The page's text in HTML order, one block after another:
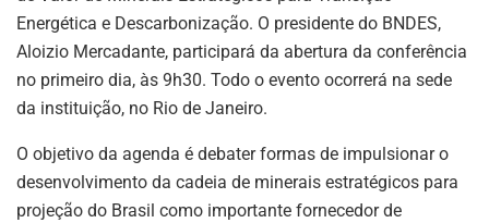
p
p
n
o
o
k
m
Energética e Descarbonização. O presidente do BNDES,
Aloizio Mercadante, participará da abertura da conferência
no primeiro dia, às 9h30. Todo o evento ocorrerá na sede
da instituição, no Rio de Janeiro.
O objetivo da agenda é debater formas de impulsionar o
desenvolvimento da cadeia de minerais estratégicos para
projeção do Brasil como importante fornecedor de